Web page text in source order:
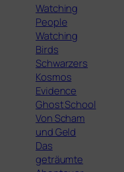
Watching
People
Watching
Birds
Schwarzers
Kosmos
Evidence
Ghost School
Von Scham
und Geld
Das
geträumte